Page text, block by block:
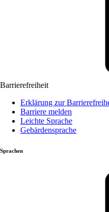
Barrierefreiheit
Erklärung zur
Barriere melden
Leichte Sprache
Gebärdensprache
Sprachen